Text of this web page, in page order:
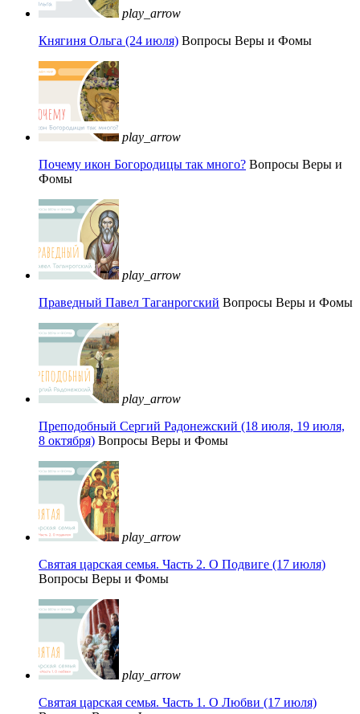
play_arrow
Княгиня Ольга (24 июля) Вопросы Веры и Фомы
play_arrow
Почему икон Богородицы так много? Вопросы Веры и
Фомы
play_arrow
Праведный Павел Таганрогский Вопросы Веры и Фомы
play_arrow
Преподобный Сергий Радонежский (18 июля, 19 июля,
8 октября) Вопросы Веры и Фомы
play_arrow
Святая царская семья. Часть 2. О Подвиге (17 июля)
Вопросы Веры и Фомы
play_arrow
Святая царская семья. Часть 1. О Любви (17 июля)